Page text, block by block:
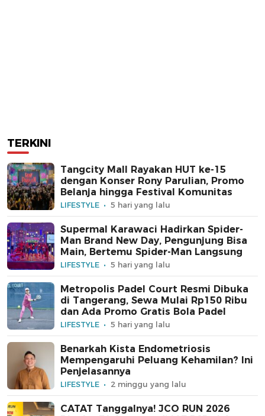
TERKINI
Tangcity Mall Rayakan HUT ke-15
dengan Konser Rony Parulian, Promo
Belanja hingga Festival Komunitas
LIFESTYLE 5 hari yang lalu
Supermal Karawaci Hadirkan Spider-
Man Brand New Day, Pengunjung Bisa
Main, Bertemu Spider-Man Langsung
LIFESTYLE 5 hari yang lalu
Metropolis Padel Court Resmi Dibuka
di Tangerang, Sewa Mulai Rp150 Ribu
dan Ada Promo Gratis Bola Padel
LIFESTYLE 5 hari yang lalu
Benarkah Kista Endometriosis
Mempengaruhi Peluang Kehamilan? Ini
Penjelasannya
LIFESTYLE 2 minggu yang lalu
CATAT Tanggalnya! JCO RUN 2026